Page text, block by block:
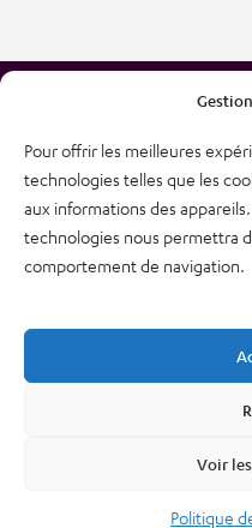
Pour offrir les meilleures
technologies telles que les
aux informations des
technologies nous permettra
comportement de navigation.
Voir
Politique
38, rue des Bourdonnais
Tél : 01 48 74 04 82
Mentions légales –
Politique de